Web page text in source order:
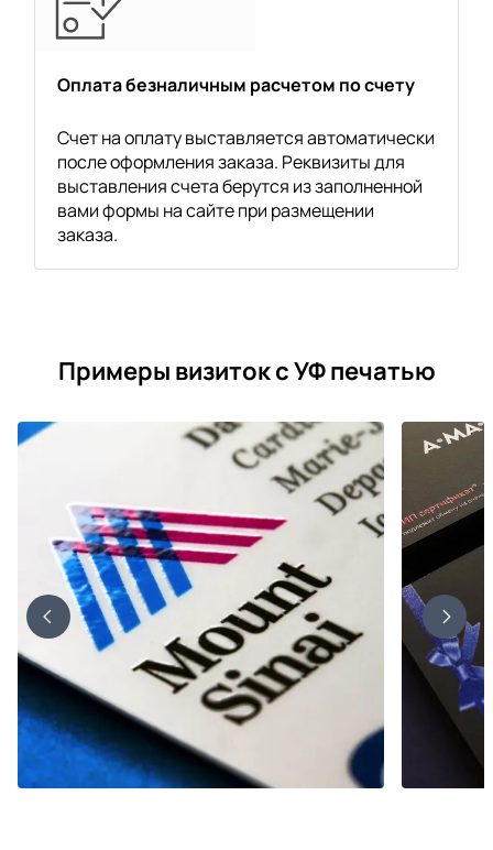
Оплата безналичным расчетом по счету
Счет на оплату выставляется автоматически
после оформления заказа. Реквизиты для
выставления счета берутся из заполненной
вами формы на сайте при размещении
заказа.
Примеры визиток с УФ печатью